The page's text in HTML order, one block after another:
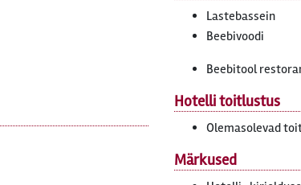
Lastebassein
Beebivoodi
Beebitool
Hotelli toitlustus
Olemasolevad
Märkused